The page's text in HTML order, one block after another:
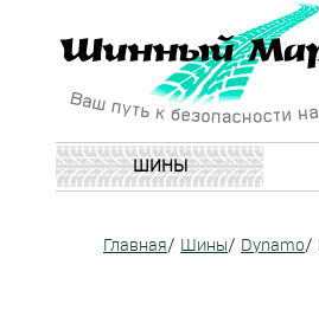
ШИНЫ
Главная/ Шины/ Dynamo/